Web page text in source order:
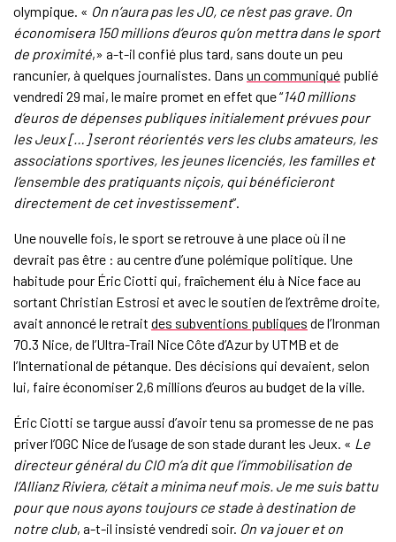
olympique. « On n’aura pas les JO, ce n’est pas grave. On
économisera 150 millions d’euros qu’on mettra dans le sport
de proximité,» a-t-il confié plus tard, sans doute un peu
rancunier, à quelques journalistes. Dans un communiquépublié
vendredi 29 mai, le maire promet en effet que “140 millions
d’euros de dépenses publiques initialement prévues pour
les Jeux […] seront réorientés vers les clubs amateurs, les
associations sportives, les jeunes licenciés, les familles et
l’ensemble des pratiquants niçois, qui bénéficieront
directement de cet investissement”.
Une nouvelle fois, le sport se retrouve à une place où il ne
devrait pas être : au centre d’une polémique politique. Une
habitude pour Éric Ciotti qui, fraîchement élu à Nice face au
sortant Christian Estrosi et avec le soutien de l’extrême droite,
avait annoncé le retrait des subventions publiques de l’Ironman
70.3 Nice, de l’Ultra-Trail Nice Côte d’Azur by UTMB et de
l’International de pétanque. Des décisions qui devaient, selon
lui, faire économiser 2,6 millions d’euros au budget de la ville.
Éric Ciotti se targue aussi d’avoir tenu sa promesse de ne pas
priver l’OGC Nice de l’usage de son stade durant les Jeux. « Le
directeur général du CIO m’a dit que l’immobilisation de
l’Allianz Riviera, c’était a minima neuf mois. Je me suis battu
pour que nous ayons toujours ce stade à destination de
notre club, a-t-il insisté vendredi soir. On va jouer et on